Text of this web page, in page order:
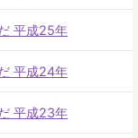
平成25年
平成24年
平成23年